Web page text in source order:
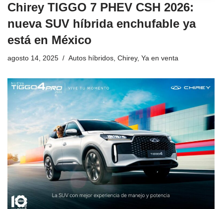
Chirey TIGGO 7 PHEV CSH 2026:
nueva SUV híbrida enchufable ya
está en México
agosto 14, 2025 Autos híbridos, Chirey, Ya en venta